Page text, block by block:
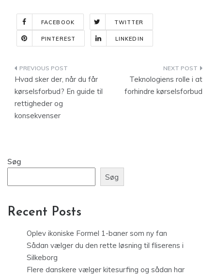
FACEBOOK TWITTER
PINTEREST LINKEDIN
Indlægsnavigation
Hvad sker der, når du får
kørselsforbud? En guide til
rettigheder og
konsekvenser
Teknologiens rolle i at
forhindre kørselsforbud
Søg
Søg
Recent Posts
Oplev ikoniske Formel 1-baner som ny fan
Sådan vælger du den rette løsning til fliserens i
Silkeborg
Flere danskere vælger kitesurfing og sådan har